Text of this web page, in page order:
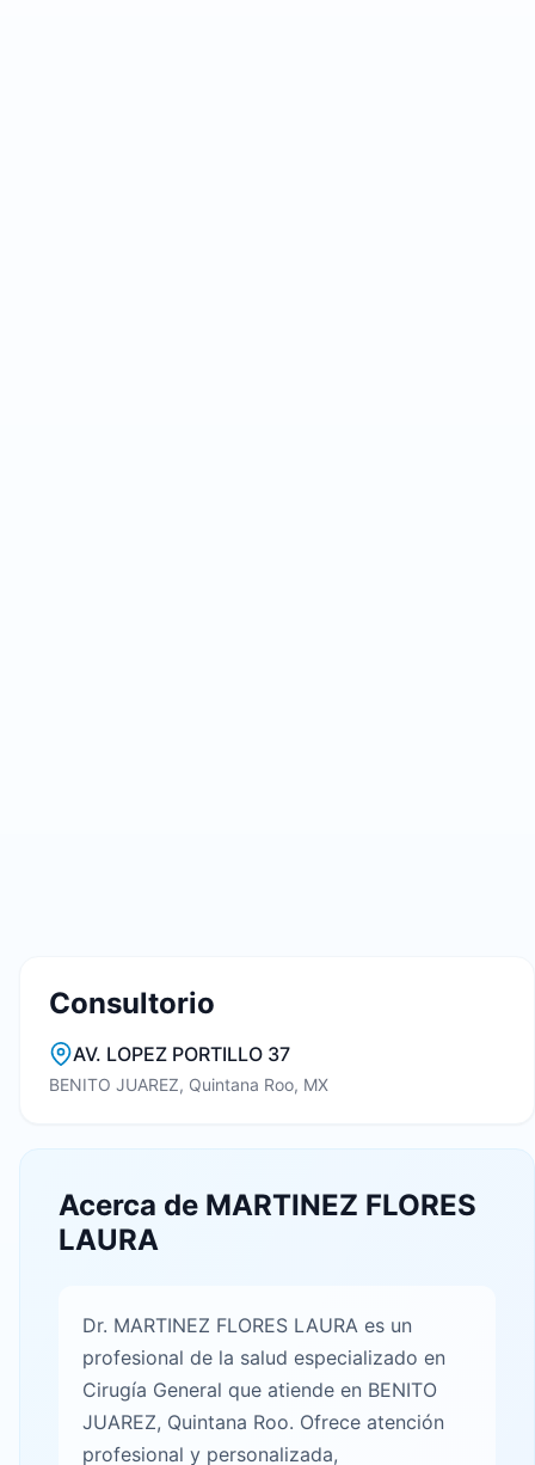
Consultorio
AV. LOPEZ PORTILLO 37
BENITO JUAREZ, Quintana Roo, MX
Acerca de MARTINEZ FLORES
LAURA
Dr. MARTINEZ FLORES LAURA es un
profesional de la salud especializado en
Cirugía General que atiende en BENITO
JUAREZ, Quintana Roo. Ofrece atención
profesional y personalizada,